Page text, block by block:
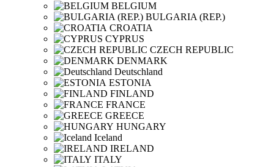
BELGIUM
BULGARIA (REP.)
CROATIA
CYPRUS
CZECH REPUBLIC
DENMARK
Deutschland
ESTONIA
FINLAND
FRANCE
GREECE
HUNGARY
Iceland
IRELAND
ITALY